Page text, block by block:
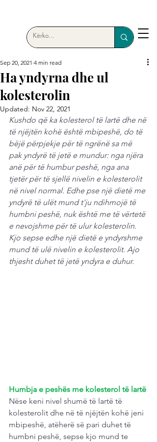
Ha yndyrna dhe ul
kolesterolin
Sep 20, 2021 4 min read
Updated: Nov 22, 2021
Kushdo që ka kolesterol të lartë dhe në
të njëjtën kohë është mbipeshë, do të
bëjë përpjekje për të ngrënë sa më
pak yndyrë të jetë e mundur: nga njëra
anë për të humbur peshë, nga ana
tjetër për të sjellë nivelin e kolesterolit
në nivel normal. Edhe pse një dietë me
yndyrë të ulët mund t'ju ndihmojë të
humbni peshë, nuk është me të vërtetë
e nevojshme për të ulur kolesterolin.
Kjo sepse edhe një dietë e yndyrshme
mund të ulë nivelin e kolesterolit. Ajo
thjesht duhet të jetë yndyra e duhur.
Humbja e peshës me kolesterol të lartë
Nëse keni nivel shumë të lartë të
kolesterolit dhe në të njëjtën kohë jeni
mbipeshë, atëherë së pari duhet të
humbni peshë, sepse kjo mund te